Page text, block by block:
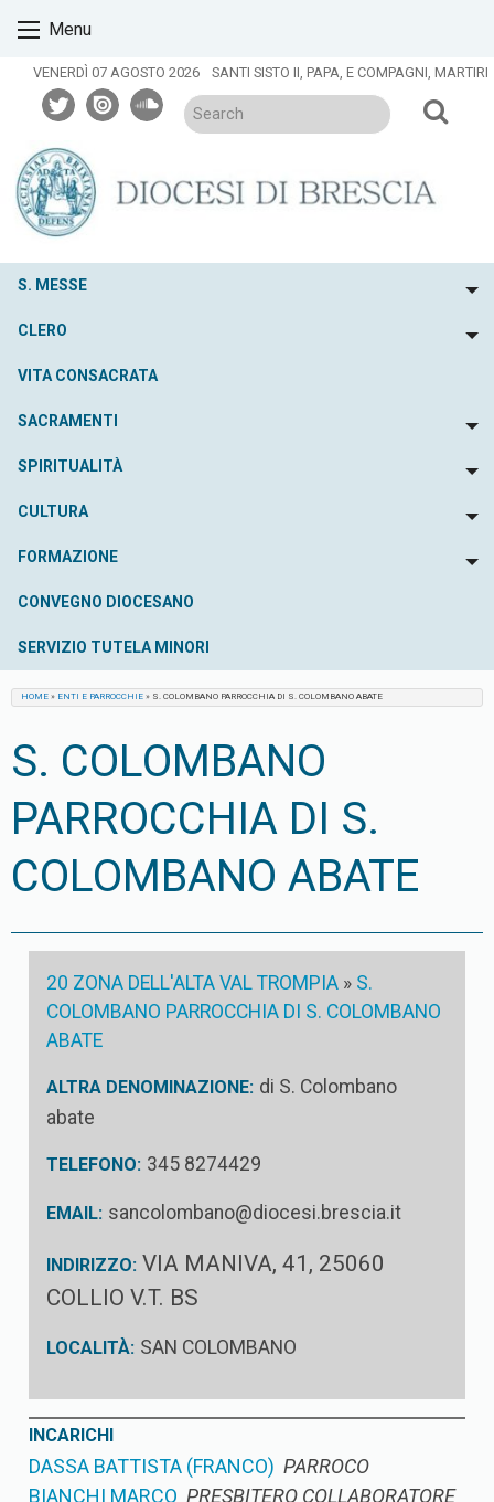
content
Menu
VENERDÌ 07 AGOSTO 2026 SANTI SISTO II, PAPA, E COMPAGNI, MARTIRI
twitterissuusoundcloud
S. MESSE
CLERO
VITA CONSACRATA
SACRAMENTI
SPIRITUALITÀ
CULTURA
FORMAZIONE
CONVEGNO DIOCESANO
SERVIZIO TUTELA MINORI
HOME » ENTI E PARROCCHIE » S. COLOMBANO PARROCCHIA DI S. COLOMBANO ABATE
S. COLOMBANO
PARROCCHIA DI S.
COLOMBANO ABATE
20 ZONA DELL'ALTA VAL TROMPIA » S.
COLOMBANO PARROCCHIA DI S. COLOMBANO
ABATE
ALTRA DENOMINAZIONE: di S. Colombano
abate
TELEFONO: 345 8274429
EMAIL: sancolombano@diocesi.brescia.it
INDIRIZZO: VIA MANIVA, 41, 25060
COLLIO V.T. BS
LOCALITÀ: SAN COLOMBANO
INCARICHI
DASSA BATTISTA (FRANCO) PARROCO
BIANCHI MARCO PRESBITERO COLLABORATORE